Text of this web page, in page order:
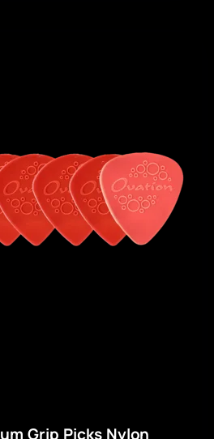
Grip Picks Nylon